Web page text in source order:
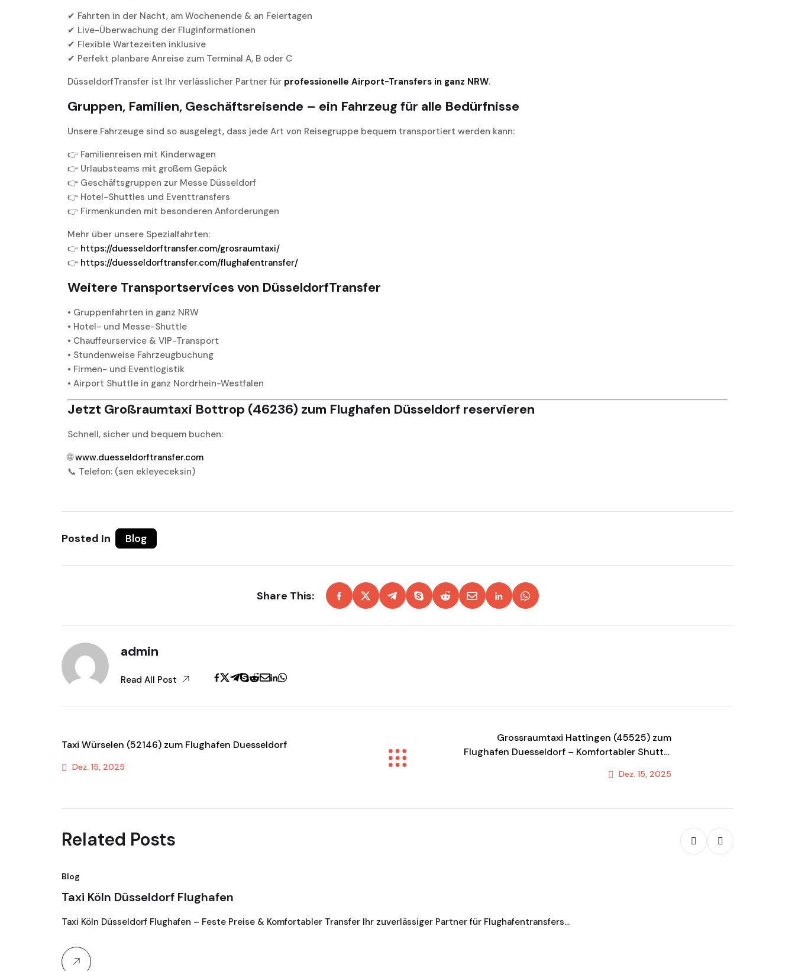
✔ Fahrten in der Nacht, am Wochenende & an Feiertagen
✔ Live-Überwachung der Fluginformationen
✔ Flexible Wartezeiten inklusive
✔ Perfekt planbare Anreise zum Terminal A, B oder C
DüsseldorfTransfer ist Ihr verlässlicher Partner für professionelle Airport-Transfers in ganz NRW.
Gruppen, Familien, Geschäftsreisende – ein Fahrzeug für alle Bedürfnisse
Unsere Fahrzeuge sind so ausgelegt, dass jede Art von Reisegruppe bequem transportiert werden kann:
👉 Familienreisen mit Kinderwagen
👉 Urlaubsteams mit großem Gepäck
👉 Geschäftsgruppen zur Messe Düsseldorf
👉 Hotel-Shuttles und Eventtransfers
👉 Firmenkunden mit besonderen Anforderungen
Mehr über unsere Spezialfahrten:
👉 https://duesseldorftransfer.com/grosraumtaxi/
👉 https://duesseldorftransfer.com/flughafentransfer/
Weitere Transportservices von DüsseldorfTransfer
• Gruppenfahrten in ganz NRW
• Hotel- und Messe-Shuttle
• Chauffeurservice & VIP-Transport
• Stundenweise Fahrzeugbuchung
• Firmen- und Eventlogistik
• Airport Shuttle in ganz Nordrhein-Westfalen
Jetzt Großraumtaxi Bottrop (46236) zum Flughafen Düsseldorf reservieren
Schnell, sicher und bequem buchen:
🌐www.duesseldorftransfer.com
📞 Telefon: (sen ekleyeceksin)
Posted In Blog
Share This:
admin
Read All Post
Taxi Würselen (52146) zum Flughafen Duesseldorf
Dez. 15, 2025
Grossraumtaxi Hattingen (45525) zum
Flughafen Duesseldorf – Komfortabler Shuttle
Dez. 15, 2025
Related Posts
Blog
Taxi Köln Düsseldorf Flughafen
Taxi Köln Düsseldorf Flughafen – Feste Preise & Komfortabler Transfer Ihr zuverlässiger Partner für Flughafentransfers…